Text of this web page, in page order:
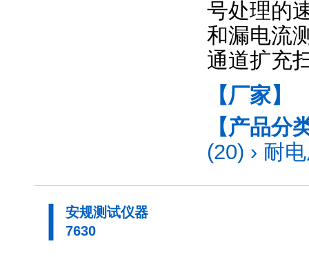
号处理的
和漏电流
通道扩充
【厂家】
【产品分
(20) › 耐
安规测试仪器
7630